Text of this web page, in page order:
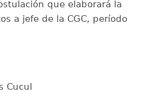
que elaborará la
a jefe de la CGC, período
Cucul